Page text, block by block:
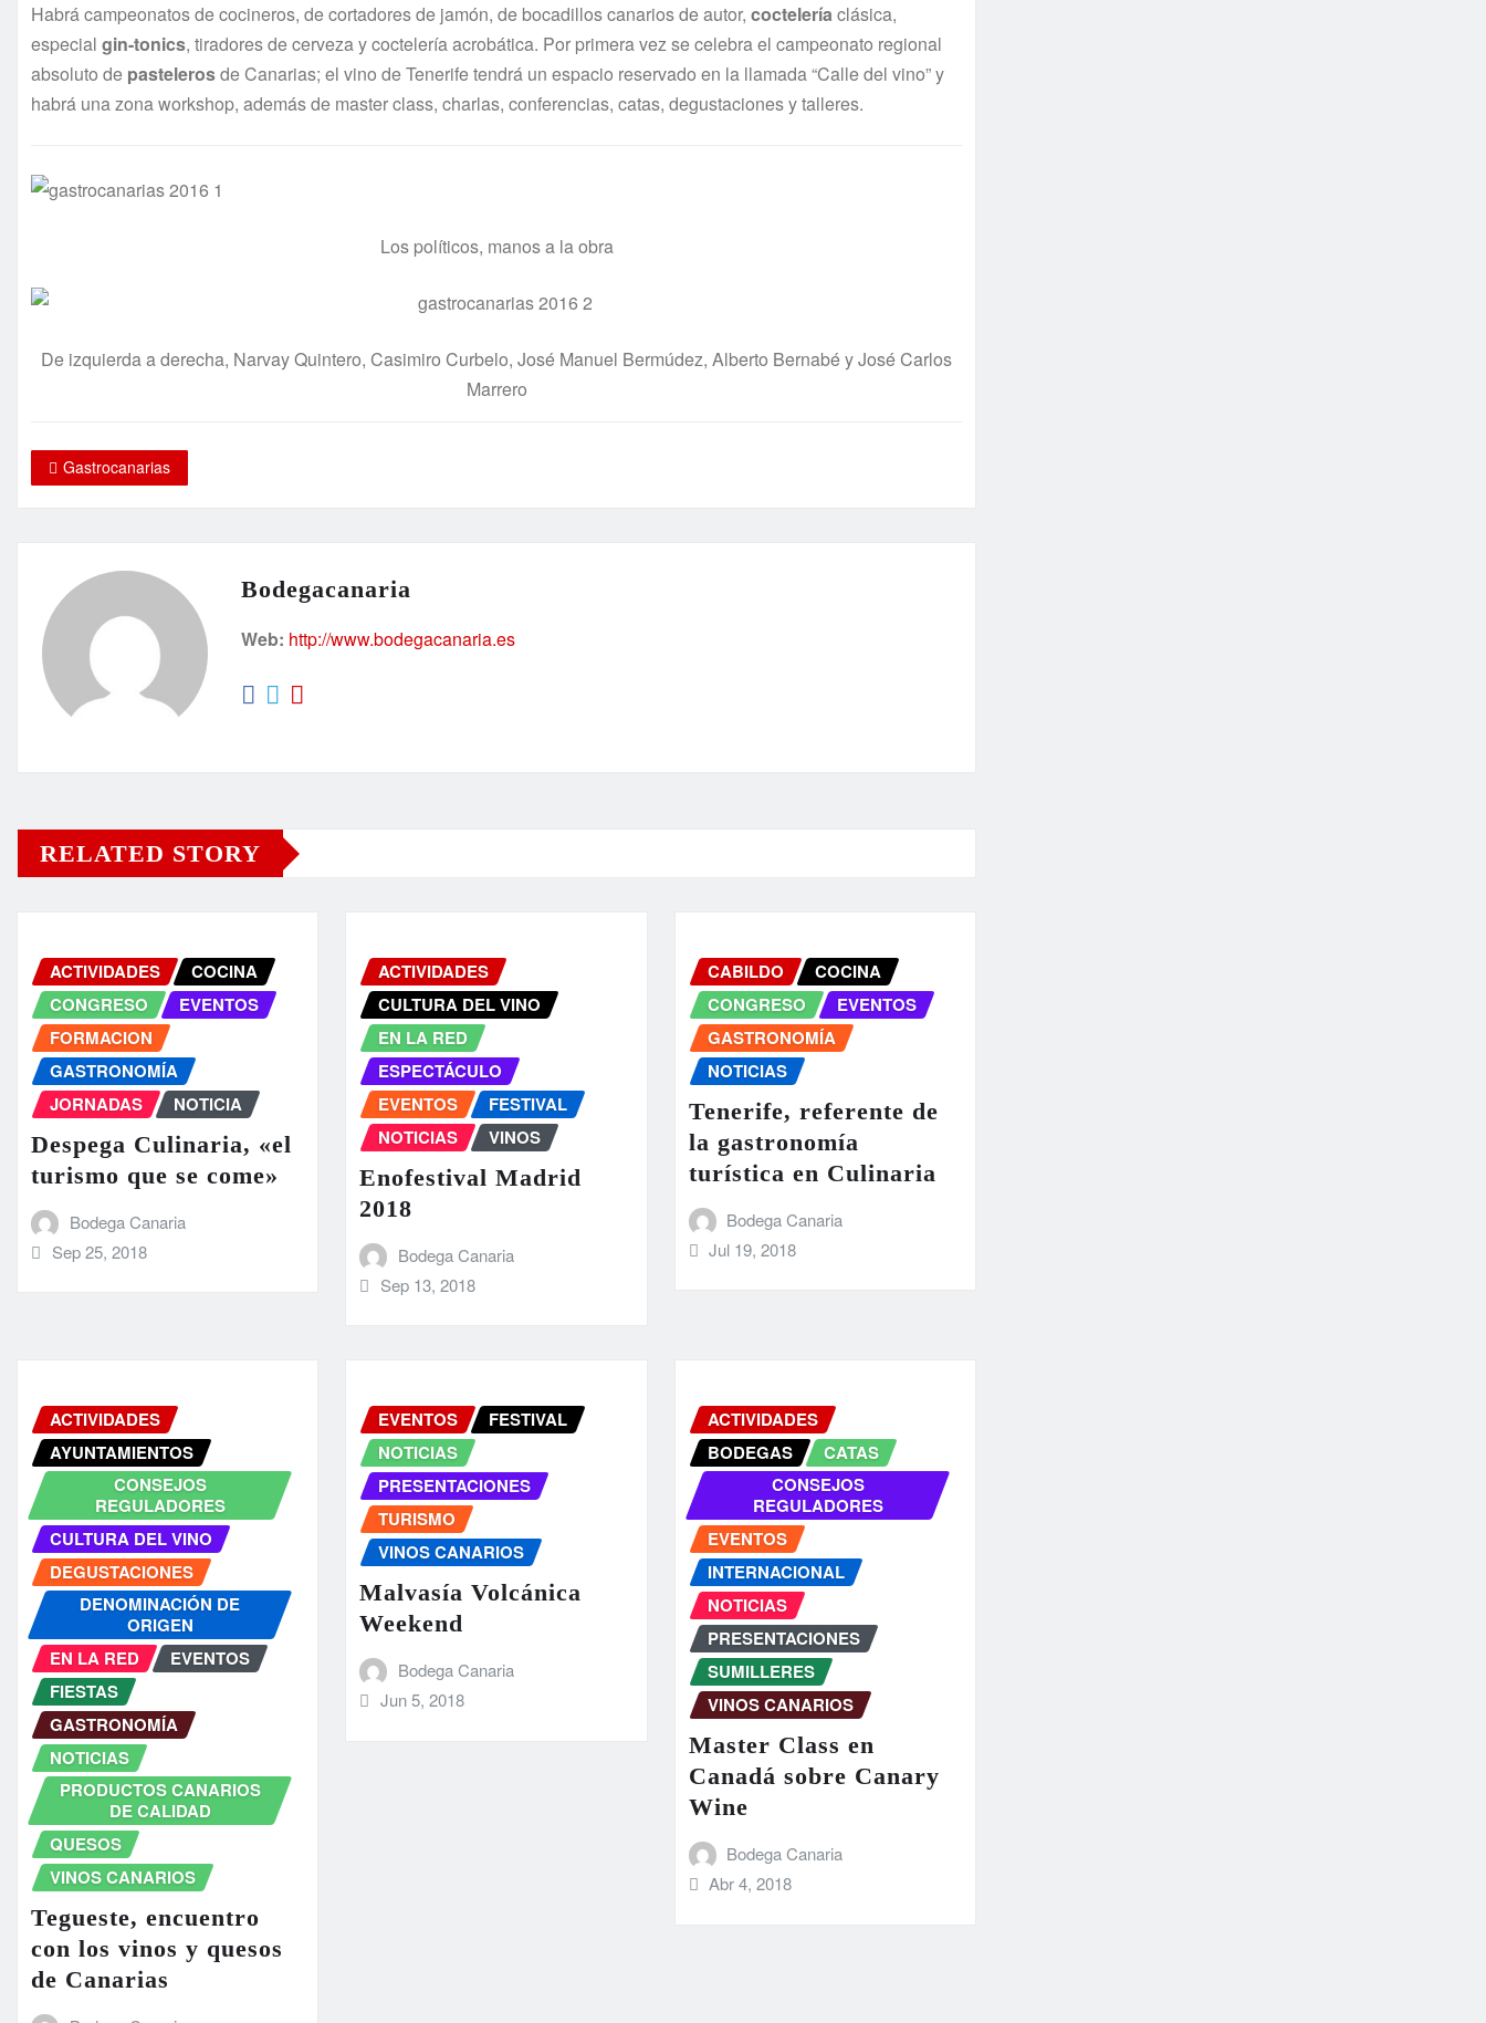
Habrá campeonatos de cocineros, de cortadores de jamón, de bocadillos canarios de autor, cocteleríaclásica,
especial gin-tonics, tiradores de cerveza y coctelería acrobática. Por primera vez se celebra el campeonato regional
absoluto de pastelerosde Canarias; el vino de Tenerife tendrá un espacio reservado en la llamada “Calle del vino” y
habrá una zona workshop, además de master class, charlas, conferencias, catas, degustaciones y talleres.
Los políticos, manos a la obra
De izquierda a derecha, Narvay Quintero, Casimiro Curbelo, José Manuel Bermúdez, Alberto Bernabé y José Carlos
Marrero
Gastrocanarias
Bodegacanaria
Web: http://www.bodegacanaria.es
RELATED STORY
ACTIVIDADES
COCINA
CONGRESO
EVENTOS
FORMACION
GASTRONOMÍA
JORNADAS
NOTICIA
Despega Culinaria, «el
turismo que se come»
Bodega Canaria
Sep 25, 2018
ACTIVIDADES
CULTURA DEL VINO
EN LA RED
ESPECTÁCULO
EVENTOS
FESTIVAL
NOTICIAS
VINOS
Enofestival Madrid
2018
Bodega Canaria
Sep 13, 2018
CABILDO
COCINA
CONGRESO
EVENTOS
GASTRONOMÍA
NOTICIAS
Tenerife, referente de
la gastronomía
turística en Culinaria
Bodega Canaria
Jul 19, 2018
ACTIVIDADES
AYUNTAMIENTOS
CONSEJOS
REGULADORES
CULTURA DEL VINO
DEGUSTACIONES
DENOMINACIÓN DE
ORIGEN
EN LA RED
EVENTOS
FIESTAS
GASTRONOMÍA
NOTICIAS
PRODUCTOS CANARIOS
DE CALIDAD
QUESOS
VINOS CANARIOS
Tegueste, encuentro
con los vinos y quesos
de Canarias
EVENTOS
FESTIVAL
NOTICIAS
PRESENTACIONES
TURISMO
VINOS CANARIOS
Malvasía Volcánica
Weekend
Bodega Canaria
Jun 5, 2018
ACTIVIDADES
BODEGAS
CATAS
CONSEJOS
REGULADORES
EVENTOS
INTERNACIONAL
NOTICIAS
PRESENTACIONES
SUMILLERES
VINOS CANARIOS
Master Class en
Canadá sobre Canary
Wine
Bodega Canaria
Abr 4, 2018